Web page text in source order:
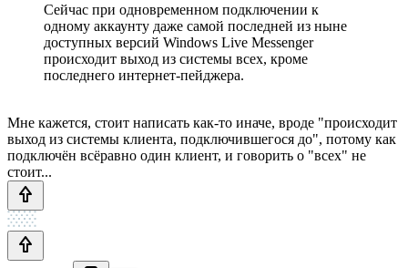
Сейчас при одновременном подключении к
одному аккаунту даже самой последней из ныне
доступных версий Windows Live Messenger
происходит выход из системы всех, кроме
последнего интернет-пейджера.
Мне кажется, стоит написать как-то иначе, вроде "происходит
выход из системы клиента, подключившегося до", потому как
подключён всёравно один клиент, и говорить о "всех" не
стоит...